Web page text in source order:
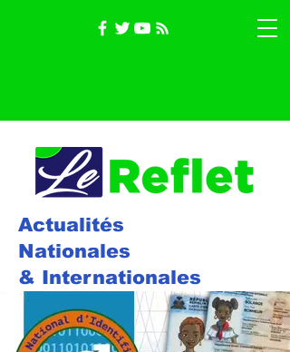
Actualités
Nationales
& Internationales